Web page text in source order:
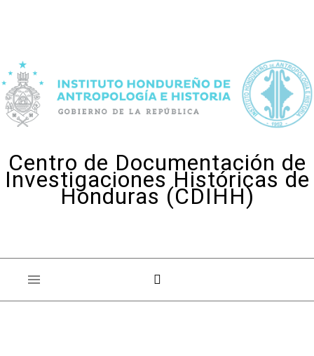
Centro de Documentación de
Investigaciones Históricas de
Honduras (CDIHH)